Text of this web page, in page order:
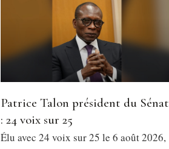
Patrice Talon président du Sénat
: 24 voix sur 25
Élu avec 24 voix sur 25 le 6 août 2026,